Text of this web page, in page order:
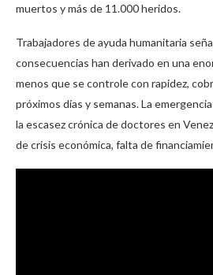
muertos y más de 11.000 heridos.
Trabajadores de ayuda humanitaria
consecuencias han derivado en una
menos que se controle con rapidez,
próximos días y semanas. La
la escasez crónica de doctores en
de crisis económica, falta de